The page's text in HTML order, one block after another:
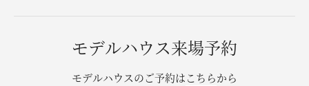
モデルハウス来場予約
モデルハウスのご予約はこちらから